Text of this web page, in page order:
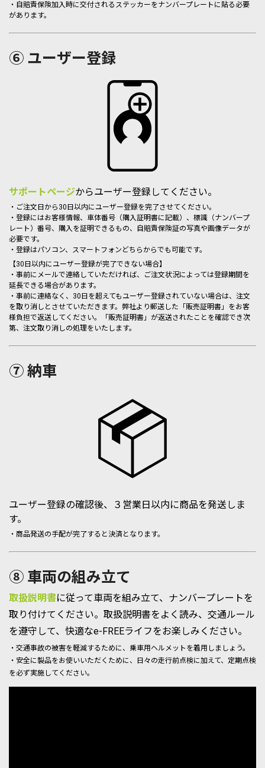
・自賠責保険加入時に交付されるステッカーをナンバープレートに貼る必要
があります。
⑥ ユーザー登録
サポートページからユーザー登録してください。
・ご注文日から30日以内にユーザー登録を完了させてください。
・登録にはお客様情報、車体番号（購入証明書に記載）、標識（ナンバープ
レート）番号、購入を証明できるもの、自賠責保険証の写真や画像データが
必要です。
・登録はパソコン、スマートフォンどちらからでも可能です。
【30日以内にユーザー登録が完了できない場合】
・事前にメールで連絡していただければ、ご注文状況によっては登録期間を
延長できる場合があります。
・事前に連絡なく、30日を超えてもユーザー登録されていない場合は、注文
を取り消しとさせていただきます。弊社より郵送した「販売証明書」をお客
様負担で返送してください。「販売証明書」が返送されたことを確認でき次
第、注文取り消しの処理をいたします。
⑦ 納車
ユーザー登録の確認後、３営業日以内に商品を発送しま
す。
・商品発送の手配が完了すると決済となります。
⑧ 車両の組み立て
取扱説明書に従って車両を組み立て、ナンバープレートを
取り付けてください。取扱説明書をよく読み、交通ルール
を遵守して、快適なe-FREEライフをお楽しみください。
・交通事故の被害を軽減するために、乗車用ヘルメットを着用しましょう。
・安全に製品をお使いいただくために、日々の走行前点検に加えて、定期点検
を必ず実施してください。